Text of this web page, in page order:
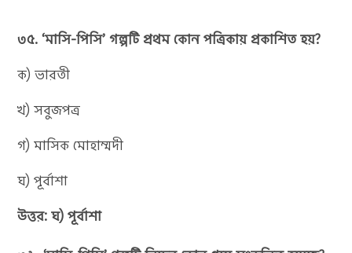
৩৫. ‘মাসি-পিসি’ গল্পটি প্রথম কোন পত্রিকায় প্রকাশিত হয়?
ক) ভারতী
খ) সবুজপত্র
গ) মাসিক মোহাম্মদী
ঘ) পূর্বাশা
উত্তর: ঘ) পূর্বাশা